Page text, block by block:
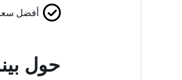
أفضل
حول